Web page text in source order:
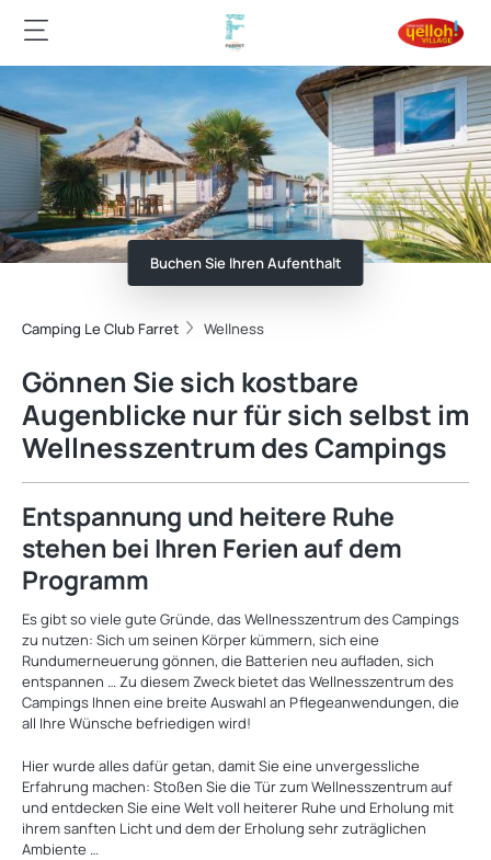
Buchen Sie Ihren Aufenthalt
Camping Le Club Farret Wellness
Gönnen Sie sich kostbare
Augenblicke nur für sich selbst im
Wellnesszentrum des Campings
Entspannung und heitere Ruhe
stehen bei Ihren Ferien auf dem
Programm
Es gibt so viele gute Gründe, das Wellnesszentrum des Campings
zu nutzen: Sich um seinen Körper kümmern, sich eine
Rundumerneuerung gönnen, die Batterien neu aufladen, sich
entspannen … Zu diesem Zweck bietet das Wellnesszentrum des
Campings Ihnen eine breite Auswahl an Pflegeanwendungen, die
all Ihre Wünsche befriedigen wird!
Hier wurde alles dafür getan, damit Sie eine unvergessliche
Erfahrung machen: Stoßen Sie die Tür zum Wellnesszentrum auf
und entdecken Sie eine Welt voll heiterer Ruhe und Erholung mit
ihrem sanften Licht und dem der Erholung sehr zuträglichen
Ambiente …